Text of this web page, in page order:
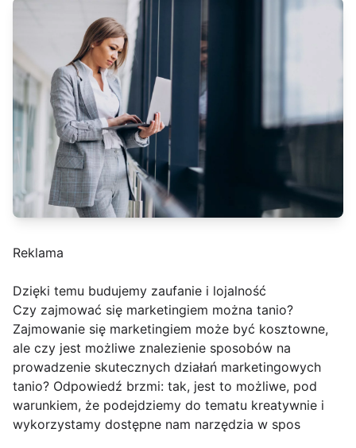
Reklama
Dzięki temu budujemy zaufanie i lojalność
Czy zajmować się marketingiem można tanio?
Zajmowanie się marketingiem może być kosztowne,
ale czy jest możliwe znalezienie sposobów na
prowadzenie skutecznych działań marketingowych
tanio? Odpowiedź brzmi: tak, jest to możliwe, pod
warunkiem, że podejdziemy do tematu kreatywnie i
wykorzystamy dostępne nam narzędzia w spos